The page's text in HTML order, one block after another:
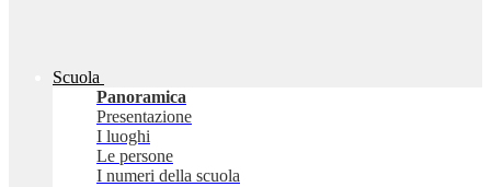
Scuola
Panoramica
Presentazione
I luoghi
Le persone
I numeri della scuola